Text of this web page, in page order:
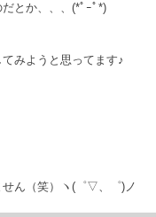
とか、、、(*ﾟｰﾟ*)
みようと思ってます♪
ん（笑）ヽ(゜▽、゜)ノ